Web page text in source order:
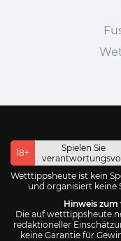
18+
Spielen Sie
Wetttippsheute ist kein
und organisiert keine
Hinweis
Die auf
redaktioneller
keine Garantie für